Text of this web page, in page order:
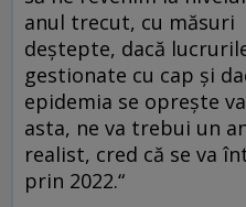
anul trecut, cu măsuri
deștepte, dacă
gestionate cu cap și
epidemia se oprește
asta, ne va trebui un
realist, cred că se va
prin 2022.“